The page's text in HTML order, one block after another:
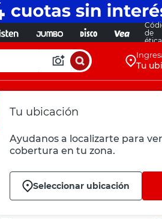
de
ética
Tu
Tu ubicación
Ayudanos a localizarte para
cobertura en tu zona.
Seleccionar ubicación